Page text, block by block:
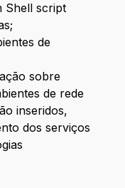
Shell script
de
sobre
de rede
inseridos,
dos serviços